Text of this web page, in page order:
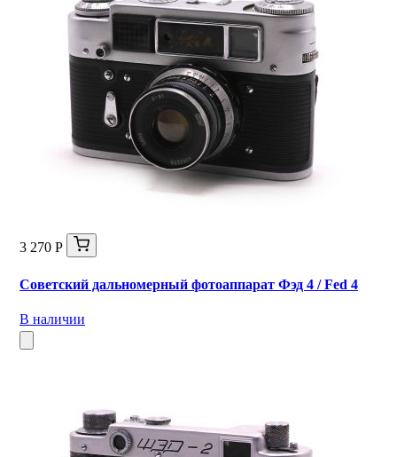
3 270 Р
Советский дальномерный фотоаппарат Фэд 4 / Fed 4
В наличии